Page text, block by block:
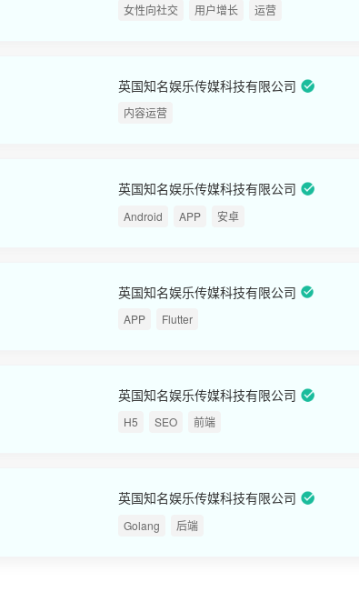
女性向社交 用户增长 运营
英国知名娱乐传媒科技有限公司
内容运营
英国知名娱乐传媒科技有限公司
Android APP 安卓
英国知名娱乐传媒科技有限公司
APP Flutter
英国知名娱乐传媒科技有限公司
H5 SEO 前端
英国知名娱乐传媒科技有限公司
Golang 后端